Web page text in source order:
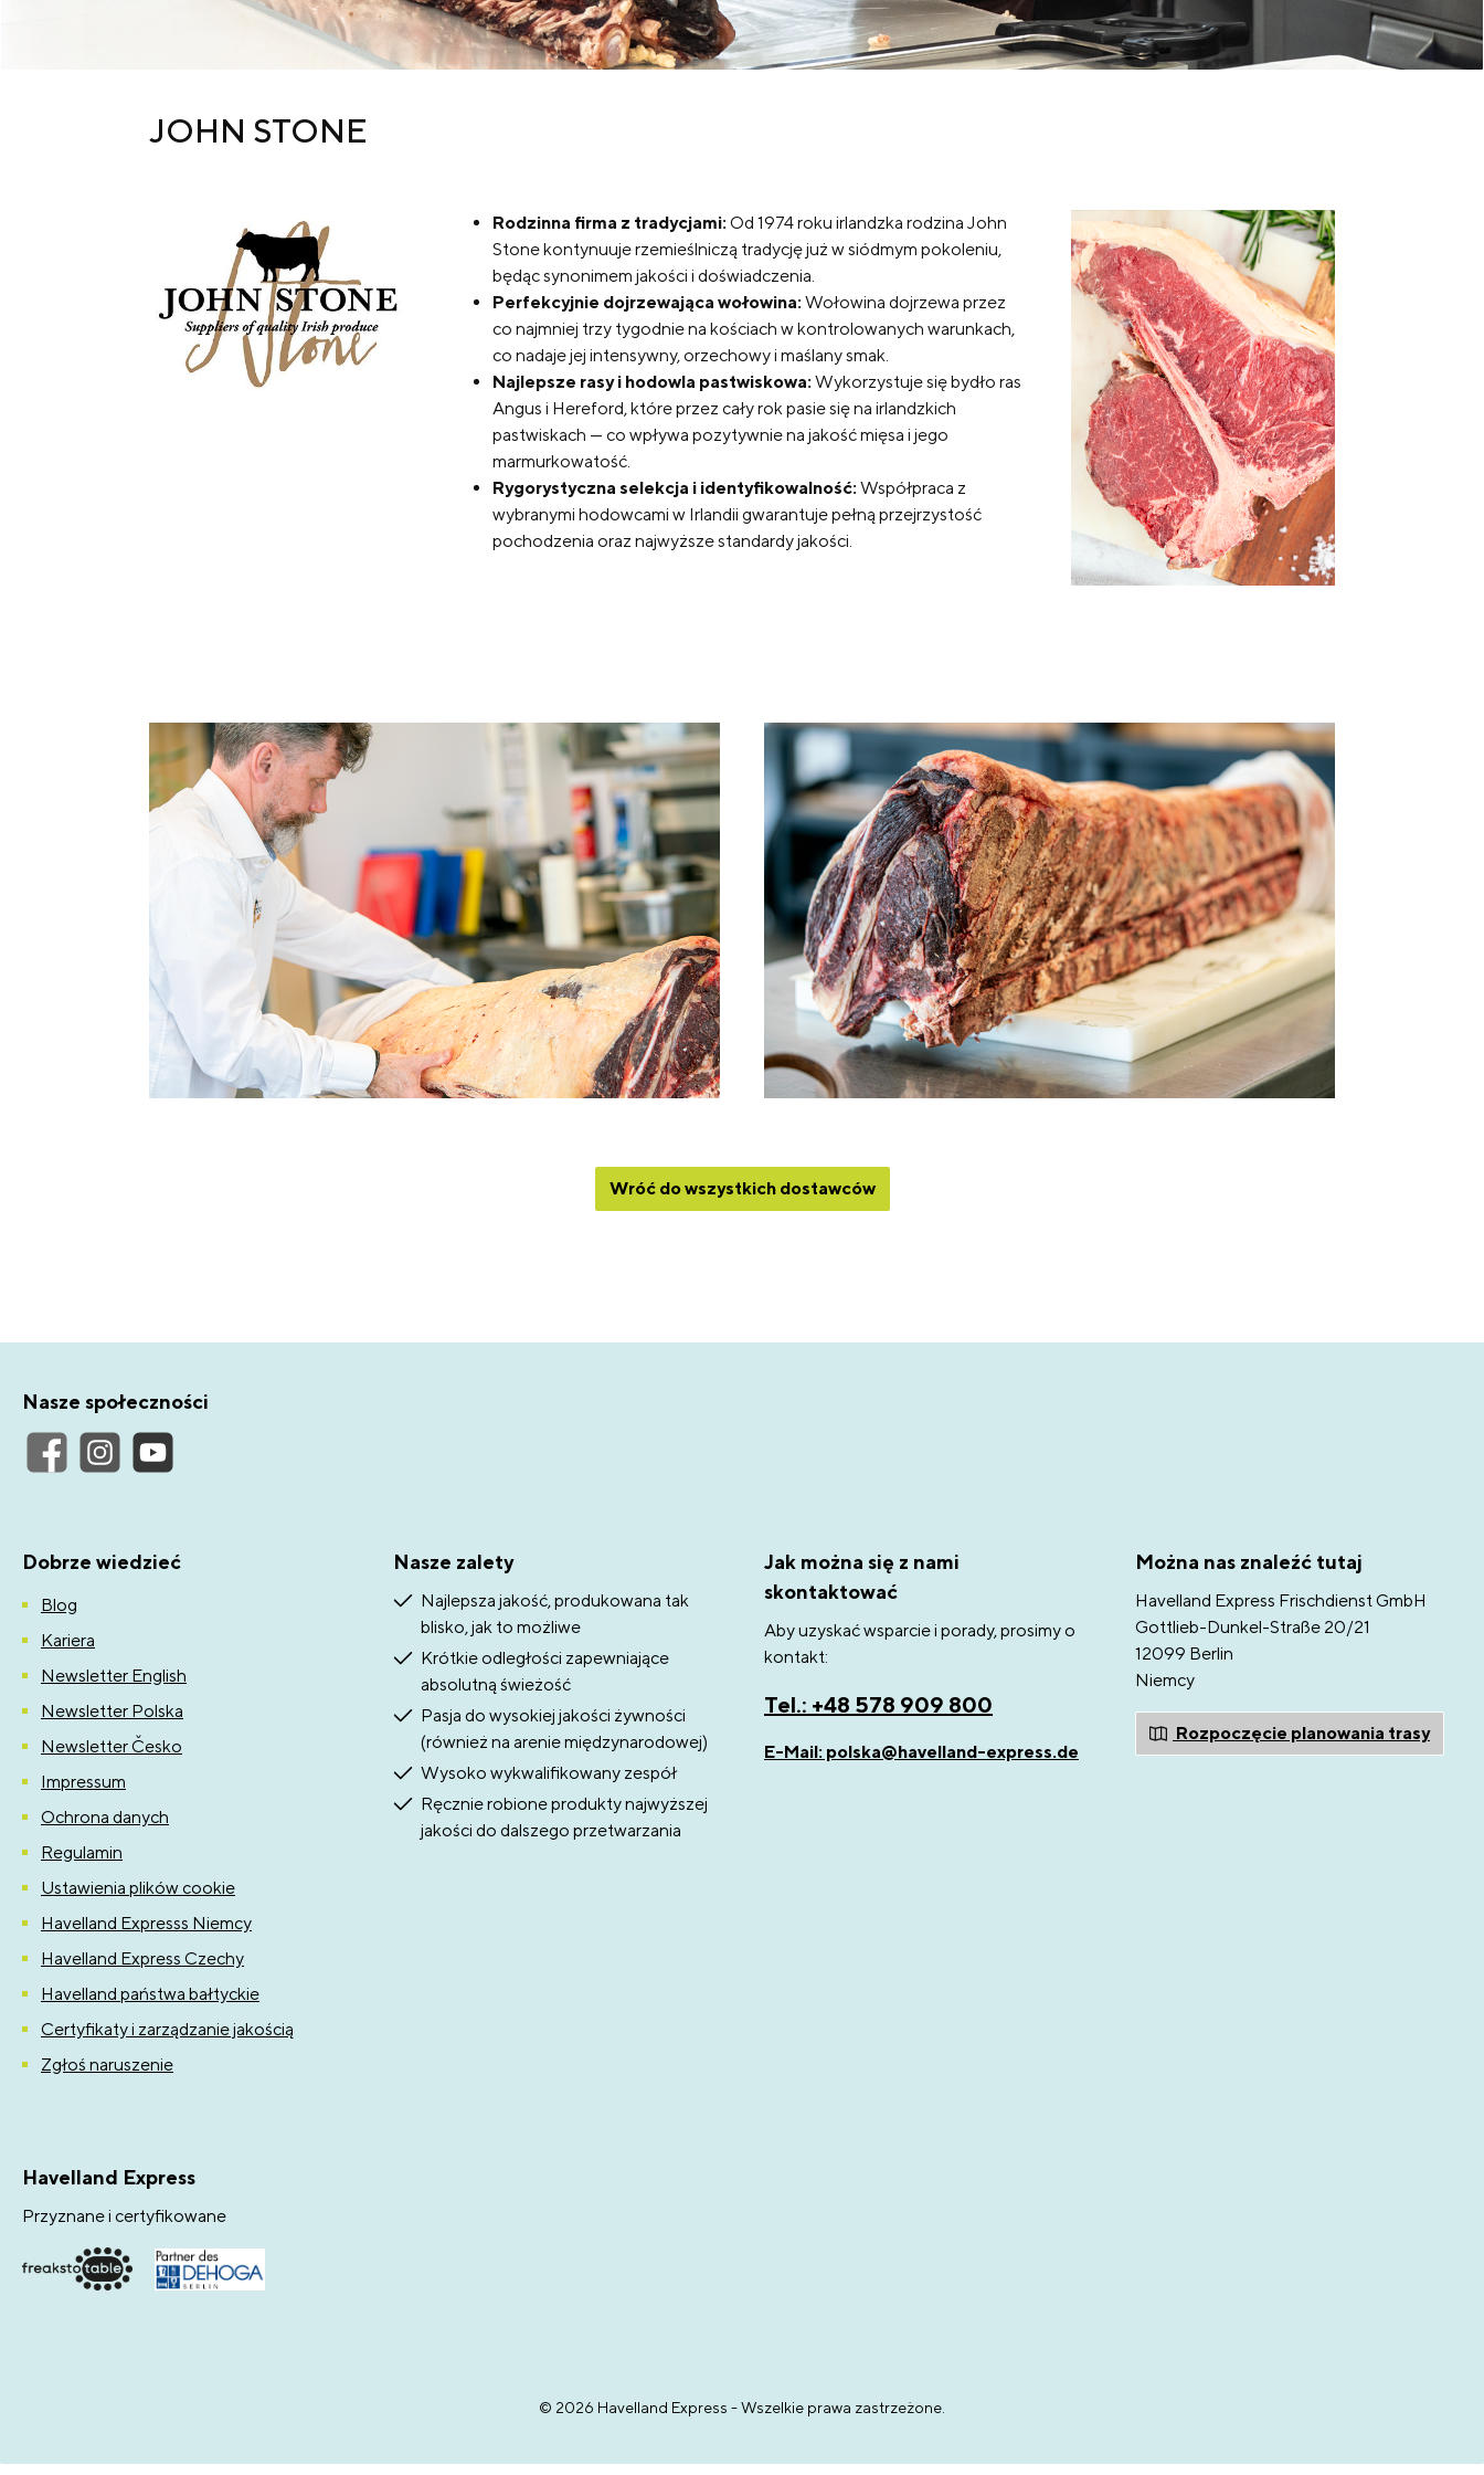
JOHN STONE
Rodzinna firma z tradycjami: Od 1974 roku irlandzka rodzina John
Stone kontynuuje rzemieślniczą tradycję już w siódmym pokoleniu,
będąc synonimem jakości i doświadczenia.
Perfekcyjnie dojrzewająca wołowina: Wołowina dojrzewa przez
co najmniej trzy tygodnie na kościach w kontrolowanych warunkach,
co nadaje jej intensywny, orzechowy i maślany smak.
Najlepsze rasy i hodowla pastwiskowa: Wykorzystuje się bydło ras
Angus i Hereford, które przez cały rok pasie się na irlandzkich
pastwiskach — co wpływa pozytywnie na jakość mięsa i jego
marmurkowatość.
Rygorystyczna selekcja i identyfikowalność: Współpraca z
wybranymi hodowcami w Irlandii gwarantuje pełną przejrzystość
pochodzenia oraz najwyższe standardy jakości.
Wróć do wszystkich dostawców
Nasze społeczności
Dobrze wiedzieć
Blog
Kariera
Newsletter English
Newsletter Polska
Newsletter Česko
Impressum
Ochrona danych
Regulamin
Ustawienia plików cookie
Havelland Expresss Niemcy
Havelland Express Czechy
Havelland państwa bałtyckie
Certyfikaty i zarządzanie jakością
Zgłoś naruszenie
Nasze zalety
Najlepsza jakość, produkowana tak
blisko, jak to możliwe
Krótkie odległości zapewniające
absolutną świeżość
Pasja do wysokiej jakości żywności
(również na arenie międzynarodowej)
Wysoko wykwalifikowany zespół
Ręcznie robione produkty najwyższej
jakości do dalszego przetwarzania
Jak można się z nami
skontaktować
Aby uzyskać wsparcie i porady, prosimy o
kontakt:
Tel.: +48 578 909 800
E-Mail: polska@havelland-express.de
Można nas znaleźć tutaj
Havelland Express Frischdienst GmbH
Gottlieb-Dunkel-Straße 20/21
12099 Berlin
Niemcy
Rozpoczęcie planowania trasy
Havelland Express
Przyznane i certyfikowane
© 2026 Havelland Express - Wszelkie prawa zastrzeżone.